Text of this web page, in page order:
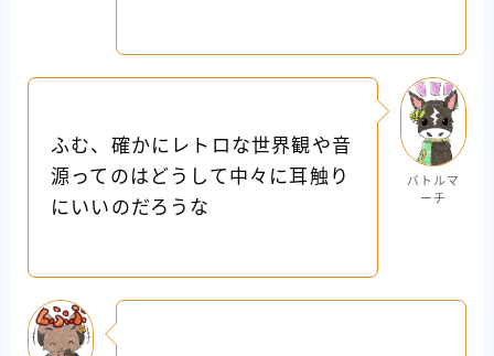
ふむ、確かにレトロな世界観や音
源ってのはどうして中々に耳触り
にいいのだろうな
バトルマ
ーチ